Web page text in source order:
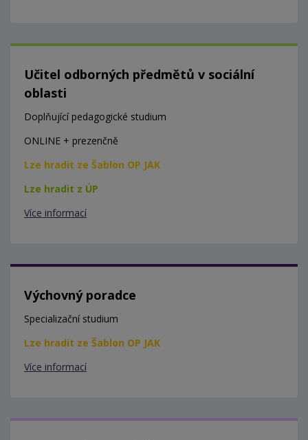
Učitel odborných předmětů v sociální
oblasti
Doplňující pedagogické studium
ONLINE + prezenčně
Lze hradit ze Šablon OP JAK
Lze hradit z ÚP
Více informací
Výchovný poradce
Specializační studium
Lze hradit ze Šablon OP JAK
Více informací